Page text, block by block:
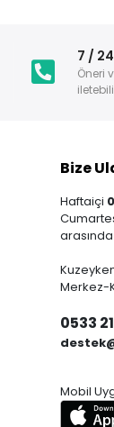
7 / 24
Öneri
Bize
Haftaiçi
Merkez-
0533
Mobil